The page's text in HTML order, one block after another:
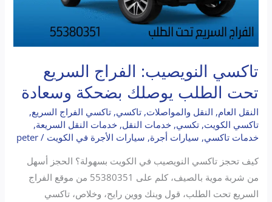
تاكسي النويصيب: الفراج السريع
تحت الطلب يوصلك بضحكة وسعادة
النقل العام, النقل والمواصلات,تاكسي,تاكسي الفراج السريع,
تاكسي الكويت,تكسي,خدمات النقل,خدمات النقل السريعة,
خدمات تاكسي, سيارات أجرة, سيارات الأجرة في الكويت /
peter
كيف تحجز تاكسي النويصيب في الكويت بسهولة؟ الحجز أسهل
من شربة موية بالصيف، كلم على 55380351 من موقع الفراج
السريع تحت الطلب، قول وينك ووين رايح، وخلاص، تاكسي